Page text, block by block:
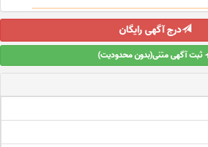
درج آگهی رایگان
ثبت آگهی متنی(بدون محدودیت)